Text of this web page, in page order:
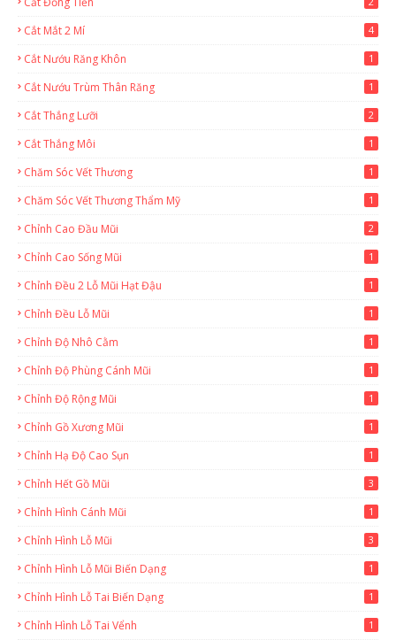
Cắt Mắt 2 Mí 4
Cắt Nướu Răng Khôn 1
Cắt Nướu Trùm Thân Răng 1
Cắt Thắng Lưỡi 2
Cắt Thắng Môi 1
Chăm Sóc Vết Thương 1
Chăm Sóc Vết Thương Thẩm Mỹ 1
Chỉnh Cao Đầu Mũi 2
Chỉnh Cao Sống Mũi 1
Chỉnh Đều 2 Lỗ Mũi Hạt Đậu 1
Chỉnh Đều Lỗ Mũi 1
Chỉnh Độ Nhô Cằm 1
Chỉnh Độ Phùng Cánh Mũi 1
Chỉnh Độ Rộng Mũi 1
Chỉnh Gồ Xương Mũi 1
Chỉnh Hạ Độ Cao Sụn 1
Chỉnh Hết Gồ Mũi 3
Chỉnh Hình Cánh Mũi 1
Chỉnh Hình Lỗ Mũi 3
Chỉnh Hình Lỗ Mũi Biến Dạng 1
Chỉnh Hình Lỗ Tai Biến Dạng 1
Chỉnh Hình Lỗ Tai Vểnh 1